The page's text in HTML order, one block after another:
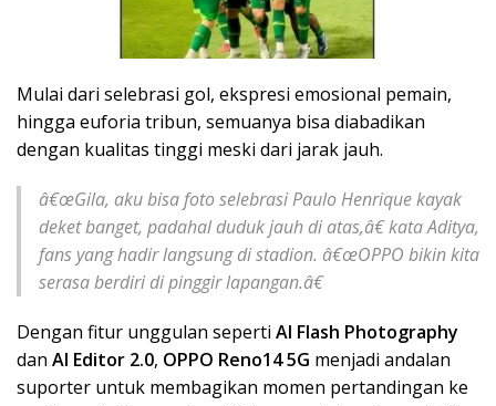
Mulai dari selebrasi gol, ekspresi emosional pemain,
hingga euforia tribun, semuanya bisa diabadikan
dengan kualitas tinggi meski dari jarak jauh.
â€œGila, aku bisa foto selebrasi Paulo Henrique kayak
deket banget, padahal duduk jauh di atas,â€ kata Aditya,
fans yang hadir langsung di stadion. â€œOPPO bikin kita
serasa berdiri di pinggir lapangan.â€
Dengan fitur unggulan seperti AI Flash Photography
dan AI Editor 2.0, OPPO Reno14 5G menjadi andalan
suporter untuk membagikan momen pertandingan ke